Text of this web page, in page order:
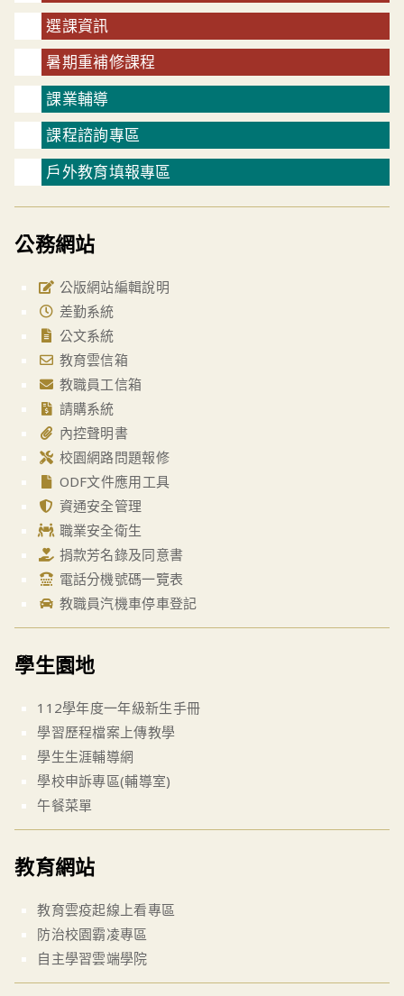
選課資訊
暑期重補修課程
課業輔導
課程諮詢專區
戶外教育填報專區
公務網站
公版網站編輯說明
差勤系統
公文系統
教育雲信箱
教職員工信箱
請購系統
內控聲明書
校園網路問題報修
ODF文件應用工具
資通安全管理
職業安全衛生
捐款芳名錄及同意書
電話分機號碼一覽表
教職員汽機車停車登記
學生園地
112學年度一年級新生手冊
學習歷程檔案上傳教學
學生生涯輔導網
學校申訴專區(輔導室)
午餐菜單
教育網站
教育雲疫起線上看專區
防治校園霸凌專區
自主學習雲端學院